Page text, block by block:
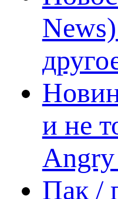
и не
Angry
Пак /